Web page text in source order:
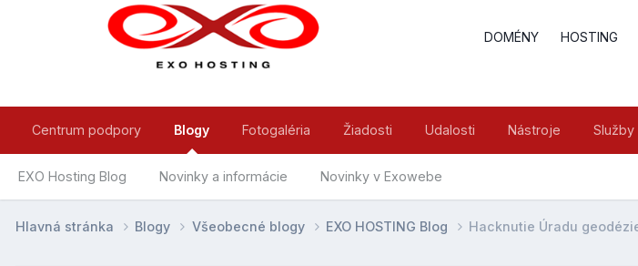
DOMÉNY HOSTING
Centrum podpory
Blogy
EXO Hosting Blog Novinky a informácie Novinky v Exowebe
Fotogaléria Žiadosti Udalosti Nástroje Služby
Hlavná stránka Blogy Všeobecné blogy EXO HOSTING Blog Hacknutie Úradu